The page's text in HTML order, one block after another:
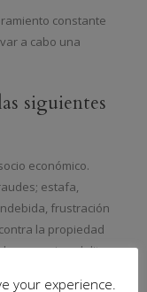
constante
a cabo una
siguientes
económico.
estafa,
frustración
la propiedad
negocios, delitos
your experience.